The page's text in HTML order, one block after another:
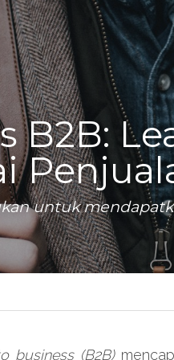
B2B:
untuk
business (B2B)